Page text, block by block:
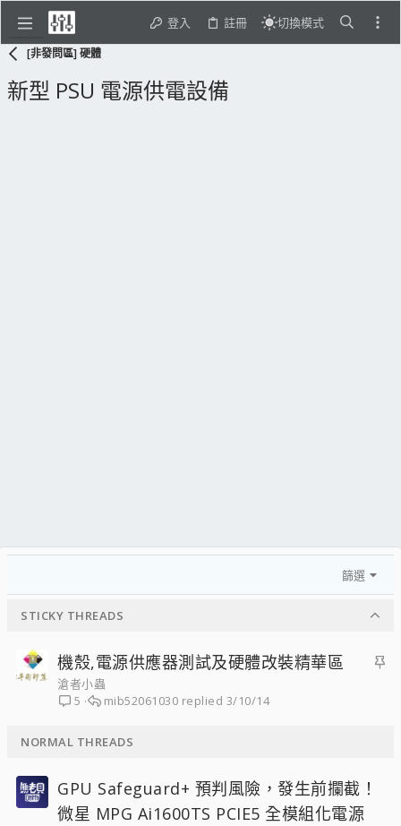
登入 註冊 切換模式
[非發問區] 硬體
新型 PSU 電源供電設備
篩選
STICKY THREADS
主
機殼,電源供應器測試及硬體改裝精華區
滄者小蟲
5
3/10/14
mib52061030
NORMAL THREADS
GPU Safeguard+ 預判風險，發生前攔截！
微星 MPG Ai1600TS PCIE5 全模組化電源